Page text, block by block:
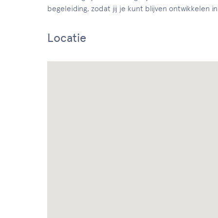
begeleiding, zodat jij je kunt blijven ontwikkelen
Locatie